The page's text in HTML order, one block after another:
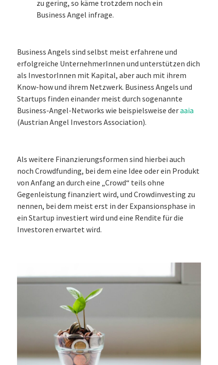
zu gering, so käme trotzdem noch ein
Business Angel infrage.
Business Angels sind selbst meist erfahrene und
erfolgreiche UnternehmerInnen und unterstützen dich
als InvestorInnen mit Kapital, aber auch mit ihrem
Know-how und ihrem Netzwerk. Business Angels und
Startups finden einander meist durch sogenannte
Business-Angel-Networks wie beispielsweise deraaia
(Austrian Angel Investors Association).
Als weitere Finanzierungsformen sind hierbei auch
noch Crowdfunding, bei dem eine Idee oder ein Produkt
von Anfang an durch eine „Crowd“ teils ohne
Gegenleistung finanziert wird, und Crowdinvesting zu
nennen, bei dem meist erst in der Expansionsphase in
ein Startup investiert wird und eine Rendite für die
Investoren erwartet wird.